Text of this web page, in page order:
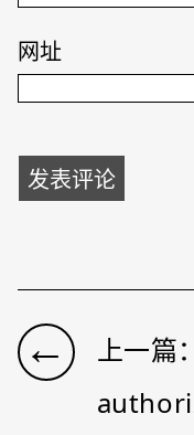
网址
←
上一篇